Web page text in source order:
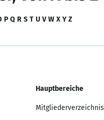
P Q R S T U V W X Y Z
Hauptbereiche
Mitgliederverzeichnis